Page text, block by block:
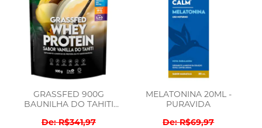
GRASSFED 900G
BAUNILHA DO TAHITI
R$341,97
MELATONINA 20ML -
PURAVIDA
R$69,97